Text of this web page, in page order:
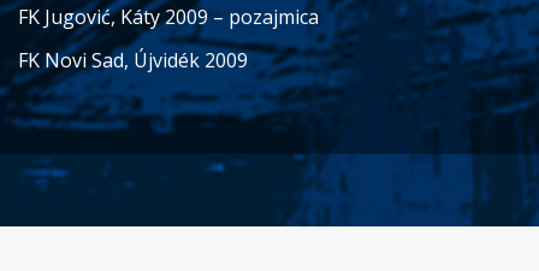
FK Jugović, Káty 2009 – pozajmica
FK Novi Sad, Újvidék 2009